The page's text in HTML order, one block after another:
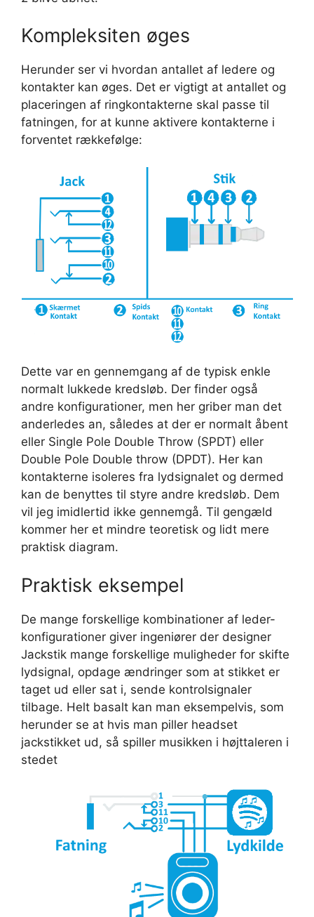
Kompleksiten øges
Herunder ser vi hvordan antallet af ledere og
kontakter kan øges. Det er vigtigt at antallet og
placeringen af ringkontakterne skal passe til
fatningen, for at kunne aktivere kontakterne i
forventet rækkefølge:
Dette var en gennemgang af de typisk enkle
normalt lukkede kredsløb. Der finder også
andre konfigurationer, men her griber man det
anderledes an, således at der er normalt åbent
eller Single Pole Double Throw (SPDT) eller
Double Pole Double throw (DPDT). Her kan
kontakterne isoleres fra lydsignalet og dermed
kan de benyttes til styre andre kredsløb. Dem
vil jeg imidlertid ikke gennemgå. Til gengæld
kommer her et mindre teoretisk og lidt mere
praktisk diagram.
Praktisk eksempel
De mange forskellige kombinationer af leder-
konfigurationer giver ingeniører der designer
Jackstik mange forskellige muligheder for skifte
lydsignal, opdage ændringer som at stikket er
taget ud eller sat i, sende kontrolsignaler
tilbage. Helt basalt kan man eksempelvis, som
herunder se at hvis man piller headset
jackstikket ud, så spiller musikken i højttaleren i
stedet